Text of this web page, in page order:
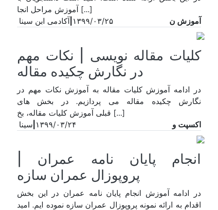
آموزش مراحل انجا [...]
۱۳۹۹/۰۳/۲۵ آکادمی ابن سینا آموزش ن
کلیات مقاله نویسی | نکات مهم
در نگارش چکیده مقاله
در ادامه آموزش کلیات مقاله به آموزش نکات مهم در
نگارش چکیده مقاله می پردازیم. در بخش های
قبلی آموزش کلیات مقاله، بخ [...]
۱۳۹۹/۰۳/۲۴ سینا اکسپت و
انجام پایان نامه عمران |
پروپوزال عمران سازه
در ادامه آموزش انجام پایان نامه عمران در این بخش
اقدام به ارائه نمونه پروپوزال عمران سازه نموده ایم. امید